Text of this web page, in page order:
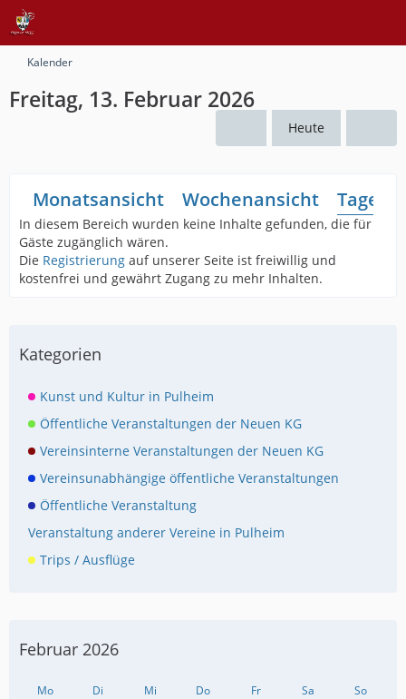
Kalender
Freitag, 13. Februar 2026
Heute
Monatsansicht Wochenansicht
In diesem Bereich wurden keine Inhalte gefunden, die für
Gäste zugänglich wären.
Die Registrierung auf unserer Seite ist freiwillig und
kostenfrei und gewährt Zugang zu mehr Inhalten.
Kategorien
Kunst und Kultur in Pulheim
Öffentliche Veranstaltungen der Neuen KG
Vereinsinterne Veranstaltungen der Neuen KG
Vereinsunabhängige öffentliche Veranstaltungen
Öffentliche Veranstaltung
Veranstaltung anderer Vereine in Pulheim
Trips / Ausflüge
Februar 2026
Mo Di Mi Do Fr Sa So